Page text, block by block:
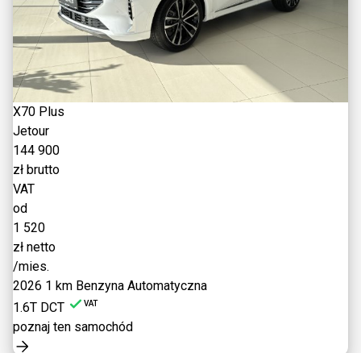
X70 Plus
Jetour
144 900
zł brutto
VAT
od
1 520
zł netto
/mies.
2026 1 km Benzyna Automatyczna
1.6T DCT
VAT
poznaj ten samochód